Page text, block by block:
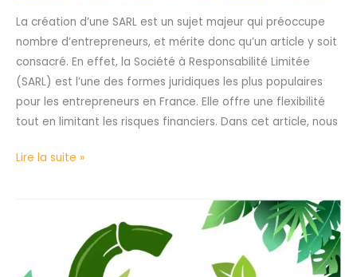
La création d’une SARL est un sujet majeur qui préoccupe
nombre d’entrepreneurs, et mérite donc qu’un article y soit
consacré. En effet, la Société à Responsabilité Limitée
(SARL) est l’une des formes juridiques les plus populaires
pour les entrepreneurs en France. Elle offre une flexibilité
tout en limitant les risques financiers. Dans cet article, nous
Lire la suite »
objet